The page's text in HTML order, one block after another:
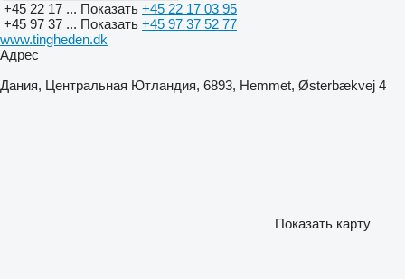
+45 22 17 ... Показать +45 22 17 03 95
+45 97 37 ... Показать +45 97 37 52 77
www.tingheden.dk
Адрес
Дания, Центральная Ютландия, 6893, Hemmet, Østerbækvej 4
Показать карту